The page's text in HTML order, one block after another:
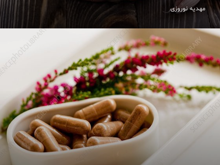
مهدیه نوروزی